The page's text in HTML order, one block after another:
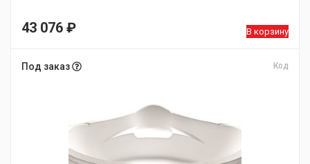
43 076 ₽ В корзину
Под заказ Код